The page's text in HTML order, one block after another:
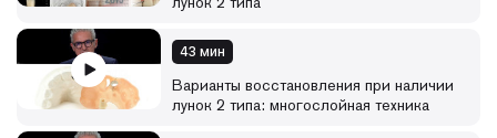
43 мин
Варианты восстановления при наличии
лунок 2 типа: многослойная техника